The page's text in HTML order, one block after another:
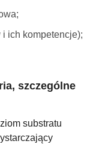
ich kompetencje);
szczególne
substratu